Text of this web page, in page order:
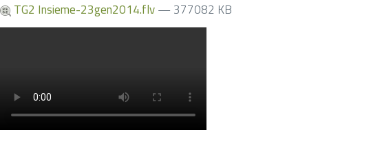
TG2 Insieme-23gen2014.flv— 377082 KB